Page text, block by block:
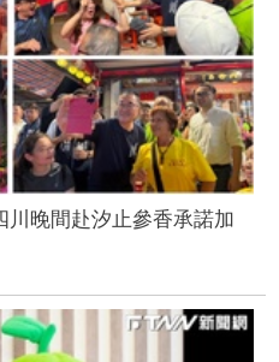
晚間赴汐止參香承諾加